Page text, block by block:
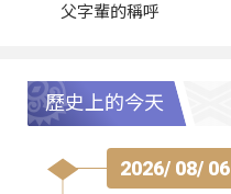
父字輩的稱呼
歷史上的今天
2026/ 08/ 06